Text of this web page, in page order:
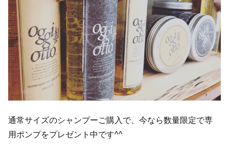
通常サイズのシャンプーご購入で、今なら数量限定で専
用ポンプをプレゼント中です^^